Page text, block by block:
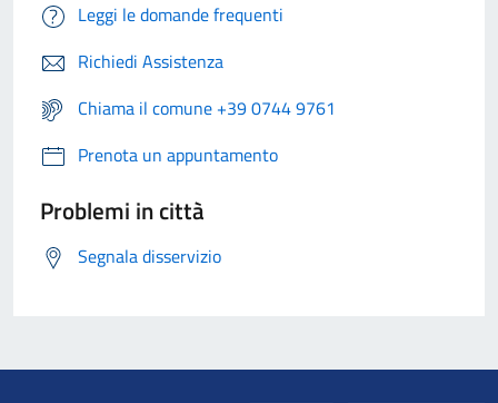
Leggi le domande frequenti
Richiedi Assistenza
Chiama il comune +39 0744 9761
Prenota un appuntamento
Problemi in città
Segnala disservizio